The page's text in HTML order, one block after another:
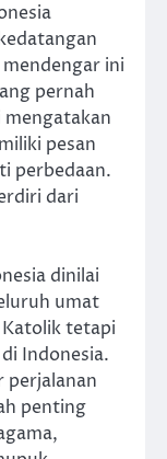
ini
pernah
mengatakan
pesan
perbedaan.
dari
dinilai
umat
tetapi
Indonesia.
perjalanan
penting